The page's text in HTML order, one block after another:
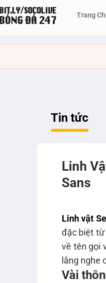
Trang
Tin tức
Linh
Sans
Linh vật
đặc biệt từ
về tên gọi
lắng nghe
Vài